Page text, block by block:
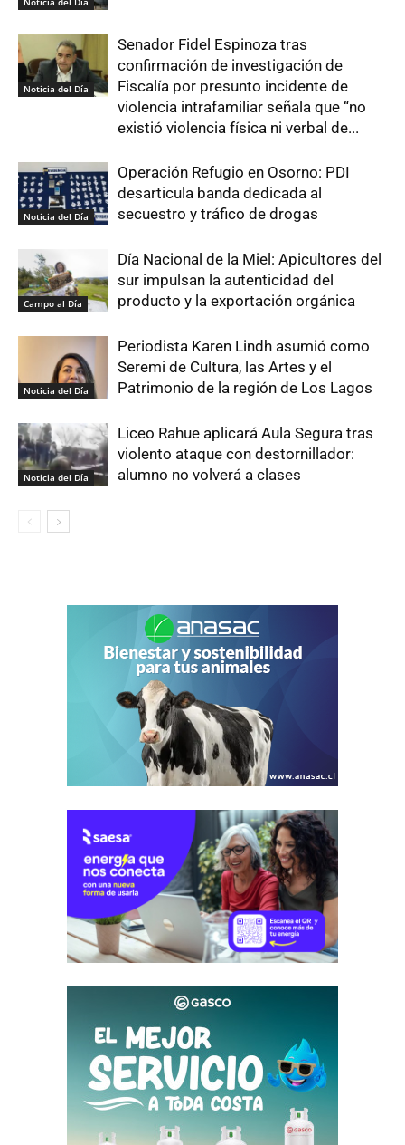
Noticia del Día
Senador Fidel Espinoza tras
confirmación de investigación de
Fiscalía por presunto incidente de
violencia intrafamiliar señala que “no
existió violencia física ni verbal de...
Noticia del Día
Operación Refugio en Osorno: PDI
desarticula banda dedicada al
secuestro y tráfico de drogas
Campo al Día
Día Nacional de la Miel: Apicultores del
sur impulsan la autenticidad del
producto y la exportación orgánica
Noticia del Día
Periodista Karen Lindh asumió como
Seremi de Cultura, las Artes y el
Patrimonio de la región de Los Lagos
Noticia del Día
Liceo Rahue aplicará Aula Segura tras
violento ataque con destornillador:
alumno no volverá a clases